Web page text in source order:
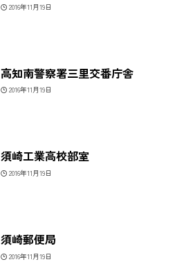
2016年11月19日
高知南警察署三里交番庁舎
2016年11月19日
須崎工業高校部室
2016年11月19日
須崎郵便局
2016年11月19日